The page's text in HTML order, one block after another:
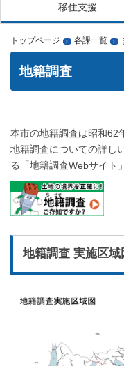
移住支援
トップページ › 各課一覧 ›
地籍調査
本市の地籍調査は昭和62
地籍調査についての詳し
る「地籍調査Webサイト
地籍調査 実施区域